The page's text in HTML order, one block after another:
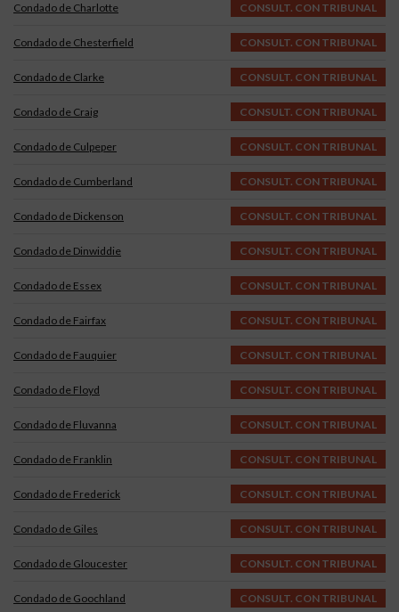
Condado de Charlotte CONSULT. CON TRIBUNAL
Condado de Chesterfield CONSULT. CON TRIBUNAL
Condado de Clarke CONSULT. CON TRIBUNAL
Condado de Craig CONSULT. CON TRIBUNAL
Condado de Culpeper CONSULT. CON TRIBUNAL
Condado de Cumberland CONSULT. CON TRIBUNAL
Condado de Dickenson CONSULT. CON TRIBUNAL
Condado de Dinwiddie CONSULT. CON TRIBUNAL
Condado de Essex CONSULT. CON TRIBUNAL
Condado de Fairfax CONSULT. CON TRIBUNAL
Condado de Fauquier CONSULT. CON TRIBUNAL
Condado de Floyd CONSULT. CON TRIBUNAL
Condado de Fluvanna CONSULT. CON TRIBUNAL
Condado de Franklin CONSULT. CON TRIBUNAL
Condado de Frederick CONSULT. CON TRIBUNAL
Condado de Giles CONSULT. CON TRIBUNAL
Condado de Gloucester CONSULT. CON TRIBUNAL
Condado de Goochland CONSULT. CON TRIBUNAL